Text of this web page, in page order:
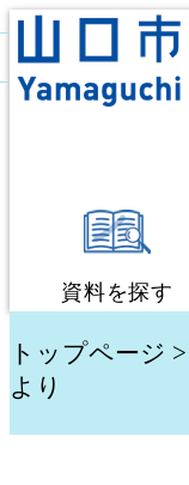
資料を探す
蔵書
トップページ >
より